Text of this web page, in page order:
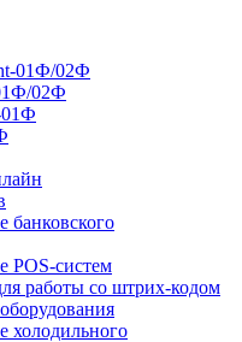
01Ф/02Ф
02Ф
банковского
POS-систем
работы со штрих-кодом
холодильного